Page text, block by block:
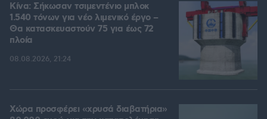
Κίνα: Σήκωσαν τσιμεντένιο μπλοκ
1.540 τόνων για νέο λιμενικό έργο –
Θα κατασκευαστούν 75 για έως 72
πλοία
08.08.2026, 21:24
Χώρα προσφέρει «χρυσά διαβατήρια»